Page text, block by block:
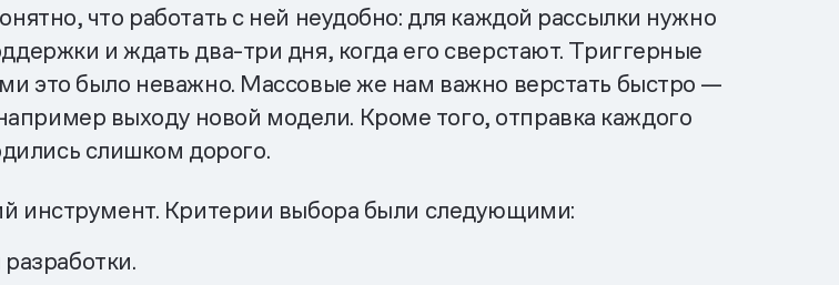
что работать с ней неудобно: для каждой рассылки нужно
и ждать два-три дня, когда его сверстают. Триггерные
это было неважно. Массовые же нам важно верстать быстро —
выходу новой модели. Кроме того, отправка каждого
слишком дорого.
инструмент. Критерии выбора были следующими: